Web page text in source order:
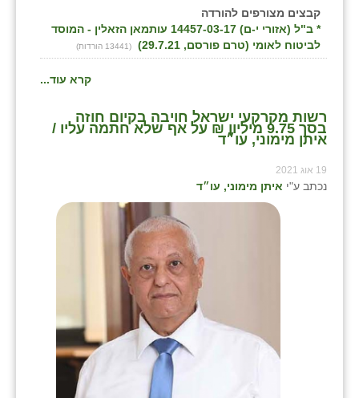
קבצים מצורפים להורדה
* ב"ל (אזורי י-ם) 14457-03-17 עותמאן הזאלין - המוסד
לביטוח לאומי (טרם פורסם, 29.7.21)
(13441 הורדות)
קרא עוד...
רשות מקרקעי ישראל חויבה בקיום חוזה
בסך 9.75 מיליון ₪ על אף שלא חתמה עליו /
איתן מימוני, עו״ד
19 אוג 2021
נכתב ע"י איתן מימוני, עו״ד